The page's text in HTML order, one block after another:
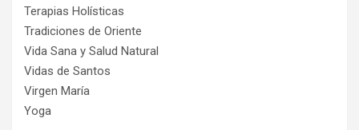
Terapias Holísticas
Tradiciones de Oriente
Vida Sana y Salud Natural
Vidas de Santos
Virgen María
Yoga